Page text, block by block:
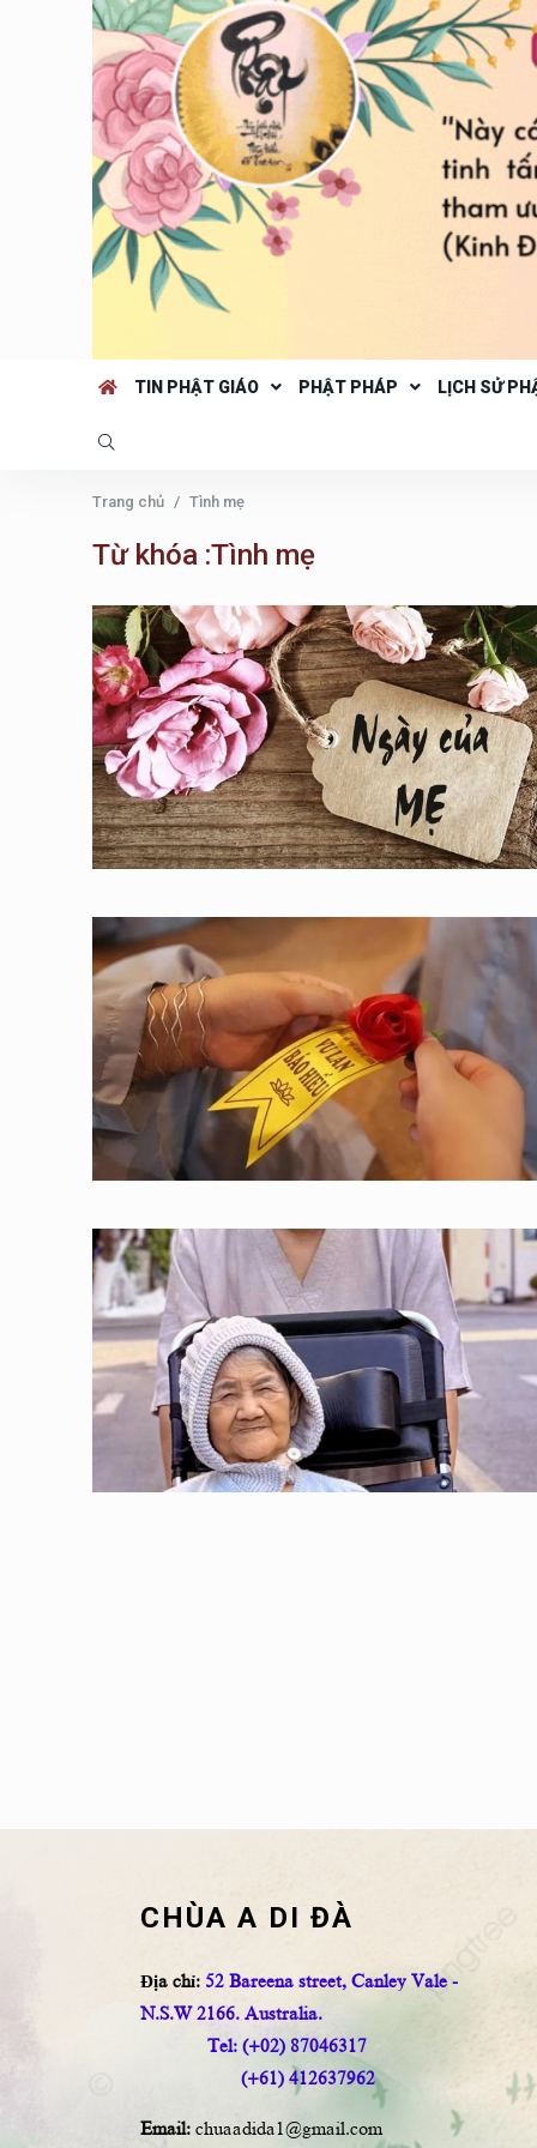
TIN PHẬT GIÁO PHẬT PHÁP LỊCH SỬ
Trang chủ Tình mẹ
Từ khóa :Tình mẹ
CHÙA A DI ĐÀ
Địa chỉ: 52 Bareena street, Canley Vale -
N.S.W 2166. Australia.
Tel: (+02) 87046317
(+61) 412637962
Email: chuaadida1@gmail.com